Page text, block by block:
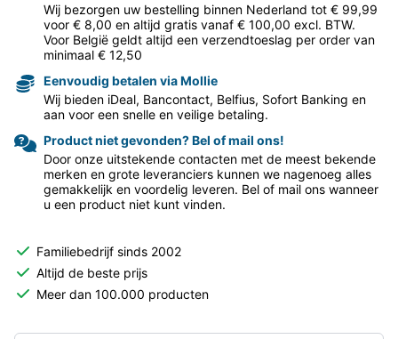
Wij bezorgen uw bestelling binnen Nederland tot € 99,99
voor € 8,00 en altijd gratis vanaf € 100,00 excl. BTW.
Voor België geldt altijd een verzendtoeslag per order van
minimaal € 12,50
Eenvoudig betalen via Mollie
Wij bieden iDeal, Bancontact, Belfius, Sofort Banking en
aan voor een snelle en veilige betaling.
Product niet gevonden? Bel of mail ons!
Door onze uitstekende contacten met de meest bekende
merken en grote leveranciers kunnen we nagenoeg alles
gemakkelijk en voordelig leveren. Bel of mail ons wanneer
u een product niet kunt vinden.
Familiebedrijf sinds 2002
Altijd de beste prijs
Meer dan 100.000 producten